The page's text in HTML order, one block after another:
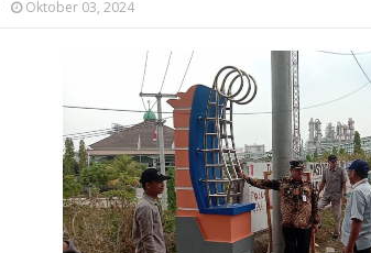
Oktober 03, 2024